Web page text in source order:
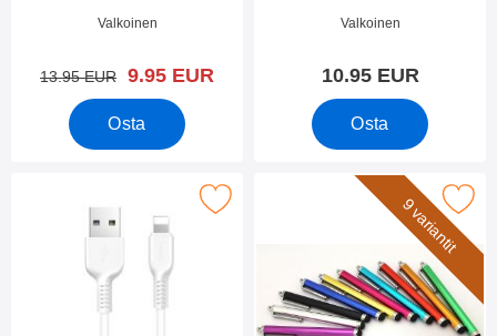
Tuote.nro 49586
Valkoinen
vanha hinta
13.95 EUR uusi hinta
9.95 EUR
Osta
Tuote.nro 10955
Valkoinen
10.95 EUR
Osta
Merkitse hoco Lataus- & datakaapeli iOS suosikiksi9 variantit
Merkitse